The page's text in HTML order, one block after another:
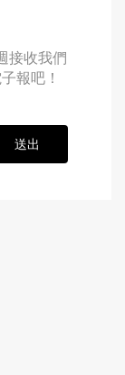
接收我們
報吧！
送出